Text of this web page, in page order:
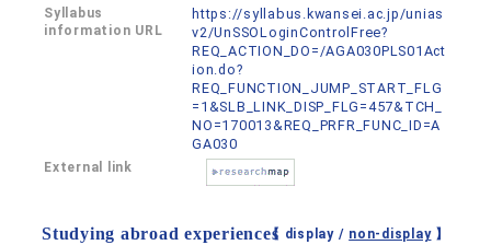
Syllabus
information URL
https://syllabus.kwansei.ac.jp/unias
v2/UnSSOLoginControlFree?
REQ_ACTION_DO=/AGA030PLS01Act
ion.do?
REQ_FUNCTION_JUMP_START_FLG
=1&SLB_LINK_DISP_FLG=457&TCH_
NO=170013&REQ_PRFR_FUNC_ID=A
GA030
External link
Studying abroad experiences【 display / non-display】